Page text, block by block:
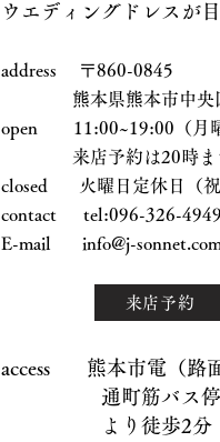
ウエディングドレスが
address 〒860-0845
熊本県熊本市中央区
open 11:00~19:00（月
来店予約は20時まで
closed 火曜日定休日（祝
contact tel:096-326-4949
E-mail info@j-sonnet.com
来店予約
access 熊本市電（路
通町筋バス停（熊
より徒歩2分